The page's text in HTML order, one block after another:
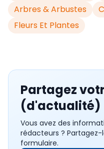
Arbres & Arbustes
Fleurs Et Plantes
Partagez
(d'actualité)
Vous avez des
rédacteurs ?
formulaire.